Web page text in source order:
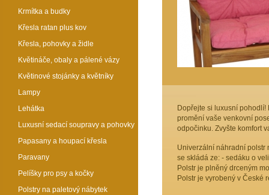
Dopřejte si luxusní
promění vaše venkovní
odpočinku. Zvyšte komfort
Univerzální náhradní polstr
se skládá ze: - sedáku o
Polstr je plněný drceným
Polstr je vyrobený v České
Krmítka a budky
Křesla ratan plus kov
Křesla, pohovky a židle
Květináče, obaly a pálené vázy
Květinové stojánky a květníky
Lampy
Lehátka
Luxusní sedací soupravy a pohovky
Papasany a houpací křesla
Paravany
Pelíšky pro psy a kočky
Polstry na paletový nábytek